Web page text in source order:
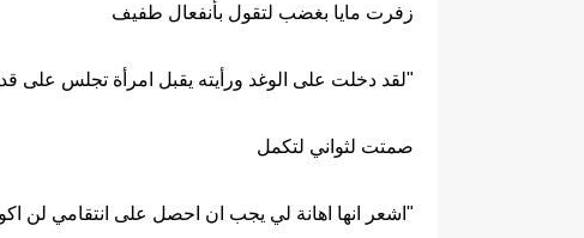
زفرت مايا بغضب لتقول بأنفعال طفيف
"لقد دخلت على الوغد ورأيته يقبل امرأة تجلس على
صمتت لثواني لتكمل
"اشعر انها اهانة لي يجب ان احصل على انتقامي لن